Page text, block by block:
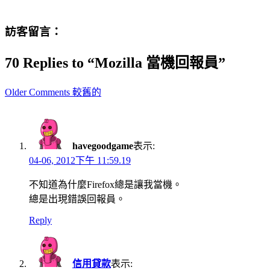
訪客留言：
70 Replies to “Mozilla 當機回報員”
Comment
Older Comments 較舊的
havegoodgame表示:
04-06, 2012下午 11:59.19
不知道為什麼Firefox總是讓我當機。
總是出現錯誤回報員。
Reply
信用貸款表示: